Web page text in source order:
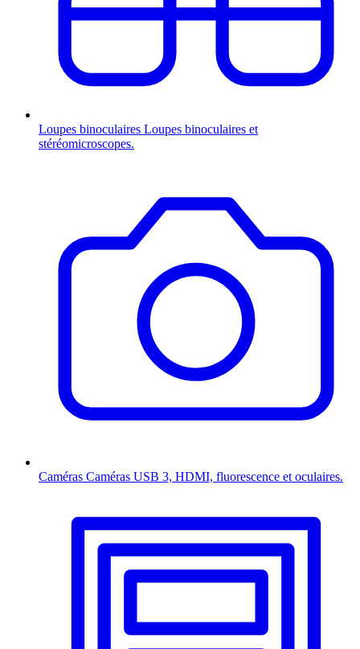
Loupes binoculaires Loupes binoculaires et
stéréomicroscopes.
Caméras Caméras USB 3, HDMI, fluorescence et oculaires.